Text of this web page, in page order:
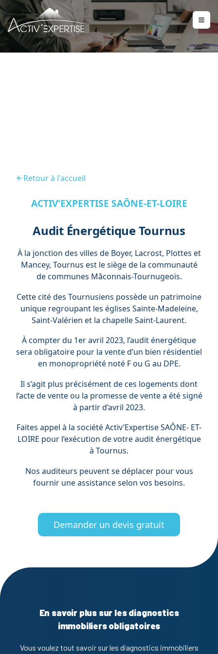
Retour à l'accueil
ACTIV'EXPERTISE SAÔNE-ET-LOIRE
Audit Énergétique Tournus
À la jonction des villes de Boyer, Lacrost, Plottes et
Mancey, Tournus est le siège de la communauté
de communes Mâconnais-Tournugeois.
Cette cité des Tournusiens possède un patrimoine
unique regroupant les églises Sainte-Madeleine,
Saint-Valérien et la chapelle Saint-Laurent.
À compter du 1er avril 2023, l’audit énergétique
sera obligatoire pour la vente d’un bien résidentiel
en monopropriété noté F ou G au DPE.
Il s’agit plus précisément de ces logements dont
l’acte de vente ou la promesse de vente a été signé
à partir d’avril 2023.
Faites appel à la société Activ’Expertise SAÔNE- ET-
LOIRE pour l’exécution de votre audit énergétique
à Tournus.
Nos auditeurs peuvent se déplacer pour vous
fournir une assistance selon vos besoins.
Demander un devis gratuit
En savoir plus sur les diagnostics
immobiliers obligatoires
Vous voulez tout savoir sur les diagnostics immobiliers